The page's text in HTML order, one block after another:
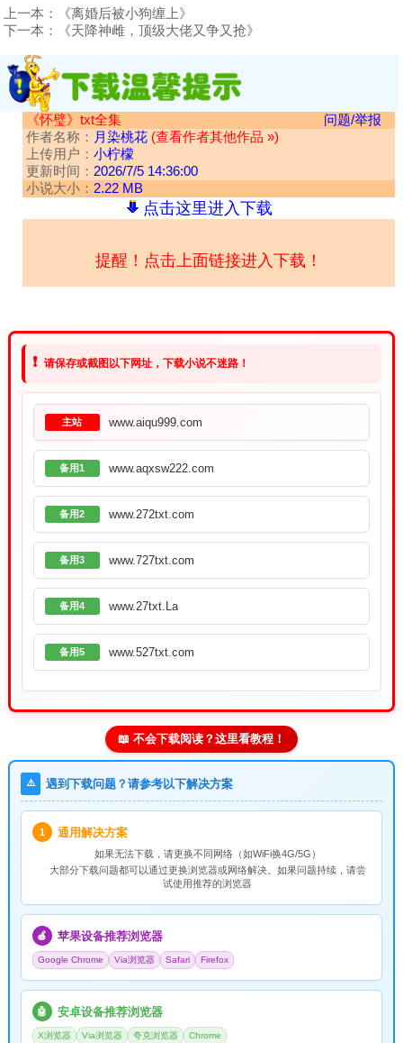
上一本：
《离婚后被小狗缠上》
下一本：
《天降神雌，顶级大佬又争又抢》
《怀璧》txt全集
问题/举报
作者名称： 月染桃花 (查看作者其他作品 »)
上传用户： 小柠檬
更新时间： 2026/7/5 14:36:00
小说大小： 2.22 MB
点击这里进入下载
提醒！点击上面链接进入下载！
❗ 请保存或截图以下网址，下载小说不迷路！
主站 www.aiqu999.com
备用1 www.aqxsw222.com
备用2 www.272txt.com
备用3 www.727txt.com
备用4 www.27txt.La
备用5 www.527txt.com
📖 不会下载阅读？这里看教程！
⚠️ 遇到下载问题？请参考以下解决方案
1 通用解决方案
如果无法下载，请更换不同网络（如WiFi换4G/5G）
大部分下载问题都可以通过更换浏览器或网络解决。如果问题持续，请尝
试使用推荐的浏览器
🍎 苹果设备推荐浏览器
Google Chrome Via浏览器 Safari Firefox
🤖 安卓设备推荐浏览器
X浏览器 Via浏览器 夸克浏览器 Chrome